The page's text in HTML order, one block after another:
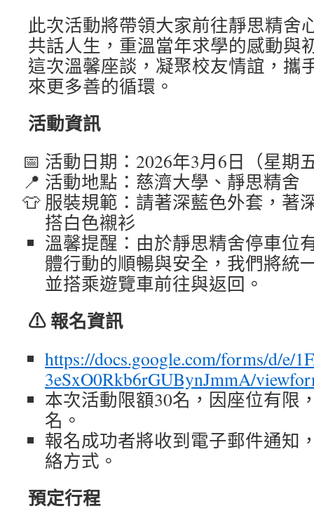
此次活動將帶領大家前往靜思精舍
共話人生，重溫當年求學的感動與
這次溫馨座談，凝聚校友情誼，攜
來更多善的循環。
活動資訊
活動日期：2026年3月6日（星期
活動地點：慈濟大學、靜思精舍
服裝規範：請著深藍色外套，著
搭白色襯衫
溫馨提醒：由於靜思精舍停車位
體行動的順暢與安全，我們將統
並搭乘遊覽車前往與返回。
⚠ 報名資訊
https://docs.google.com/forms/d/e/
3eSxO0Rkb6rGUBynJmmA/
本次活動限額30名，因座位有限
名。
報名成功者將收到電子郵件通知
絡方式。
預定行程